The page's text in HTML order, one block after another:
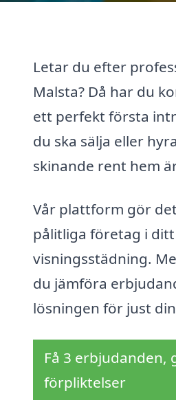
Letar du efter
Malsta? Då har du
ett perfekt första
du ska sälja eller
skinande rent hem
Vår plattform gör
pålitliga företag i
visningsstädning.
du jämföra
lösningen för just
Få 3 erbjudanden,
förpliktelser